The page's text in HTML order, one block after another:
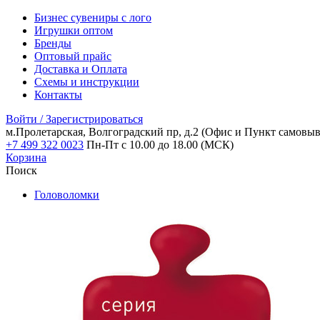
Бизнес сувениры с лого
Игрушки оптом
Бренды
Оптовый прайс
Доставка и Оплата
Схемы и инструкции
Контакты
Войти / Зарегистрироваться
м.Пролетарская, Волгоградский пр, д.2 (Офис и Пункт
+7 499 322 0023 Пн-Пт с 10.00 до 18.00 (МСК)
Корзина
Поиск
Головоломки